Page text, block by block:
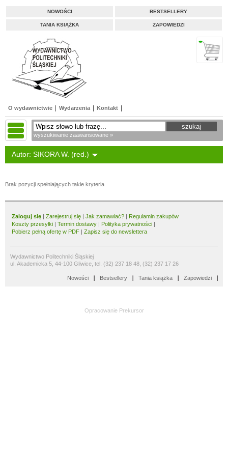
NOWOŚCI BESTSELLERY
TANIA KSIĄŻKA ZAPOWIEDZI
O wydawnictwie Wydarzenia Kontakt
wyszukiwanie zaawansowane »
Autor: SIKORA W. (red.)
Brak pozycji spełniających takie kryteria.
Zaloguj się | Zarejestruj się | Jak zamawiać? | Regulamin zakupów
Koszty przesyłki | Termin dostawy | Polityka prywatności |
Pobierz pełną ofertę w PDF | Zapisz się do newslettera
Wydawnictwo Politechniki Śląskiej
ul. Akademicka 5, 44-100 Gliwice, tel. (32) 237 18 48, (32) 237 17 26
Nowości Bestsellery Tania książka Zapowiedzi
Opracowanie Prekursor